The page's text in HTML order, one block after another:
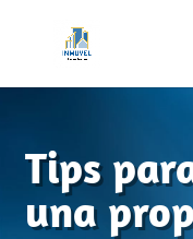
Tips
una